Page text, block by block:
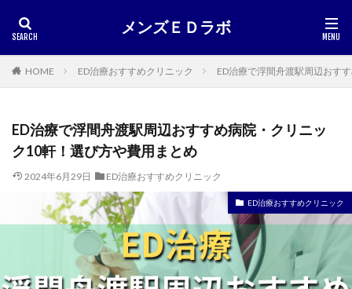
メンズＥＤラボ
HOME ED治療おすすめクリニック ED治療で浮間舟渡駅周辺おす
ED治療で浮間舟渡駅周辺おすすめ病院・クリニッ
ク10軒！選び方や費用まとめ
2024年6月29日 ED治療おすすめクリニック
ED治療おすすめクリニック